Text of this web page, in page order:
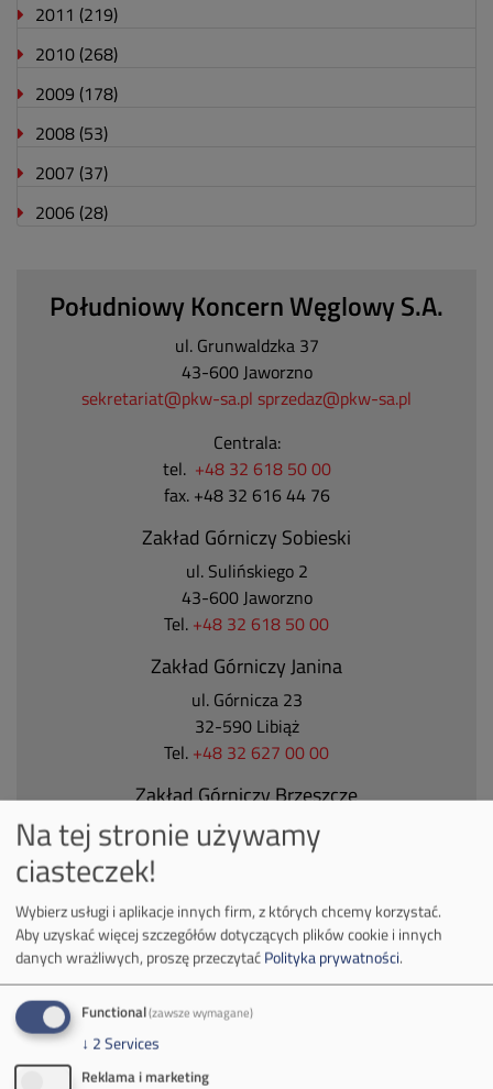
2011 (219)
2010 (268)
2009 (178)
2008 (53)
2007 (37)
2006 (28)
Południowy Koncern Węglowy S.A.
ul. Grunwaldzka 37
43-600 Jaworzno
sekretariat@pkw-sa.pl sprzedaz@pkw-sa.pl
Centrala:
tel. +48 32 618 50 00
fax. +48 32 616 44 76
Zakład Górniczy Sobieski
ul. Sulińskiego 2
43-600 Jaworzno
Tel. +48 32 618 50 00
Zakład Górniczy Janina
ul. Górnicza 23
32-590 Libiąż
Tel. +48 32 627 00 00
Zakład Górniczy Brzeszcze
ul.Kościuszki 1
32-620 Brzeszcze
Kontakt dla mediów:
media@pkw-sa.pl
+48 32 618 56 02
(poniedziałek-piątek 7:00-15:00)
Na tej stronie używamy
ciasteczek!
Wybierz usługi i aplikacje innych firm, z których chcemy korzystać.
Aby uzyskać więcej szczegółów dotyczących plików cookie i innych
danych wrażliwych, proszę przeczytaćPolityka prywatności.
Functional(zawsze wymagane)
↓ 2Services
Reklama i marketing